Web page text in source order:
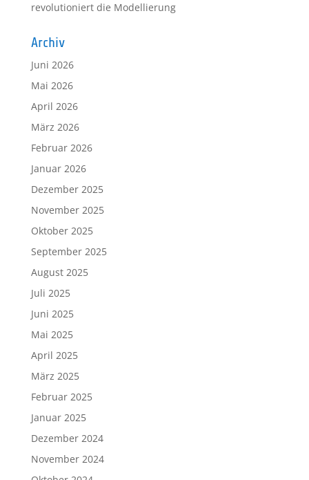
revolutioniert die Modellierung
Archiv
Juni 2026
Mai 2026
April 2026
März 2026
Februar 2026
Januar 2026
Dezember 2025
November 2025
Oktober 2025
September 2025
August 2025
Juli 2025
Juni 2025
Mai 2025
April 2025
März 2025
Februar 2025
Januar 2025
Dezember 2024
November 2024